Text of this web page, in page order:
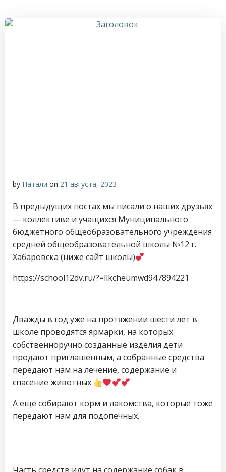
by Натали on 21 августа, 2023
В предыдущих постах мы писали о наших друзьях
— коллективе и учащихся Муниципального
бюджетного общеобразовательного учреждения
средней общеобразовательной школы №12 г.
Хабаровска (ниже сайт школы)
https://school12dv.ru/?=llkcheumwd947894221
Дважды в год уже на протяжении шести лет в
школе проводятся ярмарки, на которых
собственноручно созданные изделия дети
продают приглашенным, а собранные средства
передают нам на лечение, содержание и
спасение животных
А еще собирают корм и лакомства, которые тоже
передают нам для подопечных.